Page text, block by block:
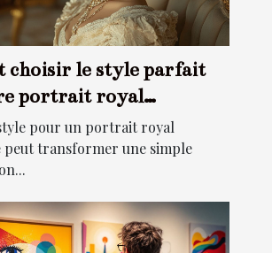
choisir le style parfait
portrait royal
pour un portrait royal
peut transformer une simple